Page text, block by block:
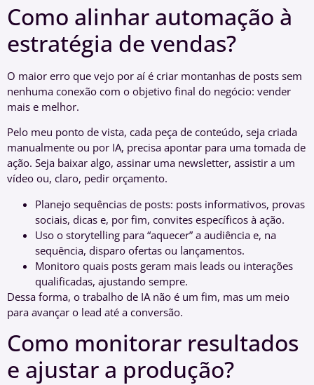
Como alinhar automação à
estratégia de vendas?
O maior erro que vejo por aí é criar montanhas de posts sem
nenhuma conexão com o objetivo final do negócio: vender
mais e melhor.
Pelo meu ponto de vista, cada peça de conteúdo, seja criada
manualmente ou por IA, precisa apontar para uma tomada de
ação. Seja baixar algo, assinar uma newsletter, assistir a um
vídeo ou, claro, pedir orçamento.
Planejo sequências de posts: posts informativos, provas
sociais, dicas e, por fim, convites específicos à ação.
Uso o storytelling para “aquecer” a audiência e, na
sequência, disparo ofertas ou lançamentos.
Monitoro quais posts geram mais leads ou interações
qualificadas, ajustando sempre.
Dessa forma, o trabalho de IA não é um fim, mas um meio
para avançar o lead até a conversão.
Como monitorar resultados
e ajustar a produção?